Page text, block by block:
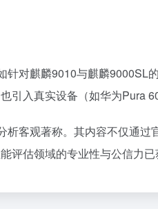
对麒麟9010与麒麟
入真实设备（如华为Pura
客观著称。其内容不仅通
估领域的专业性与公信力已